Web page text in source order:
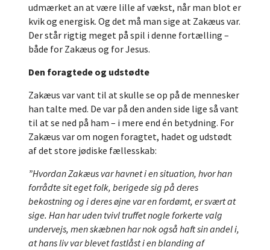
udmærket an at være lille af vækst, når man blot er
kvik og energisk. Og det må man sige at Zakæus var.
Der står rigtig meget på spil i denne fortælling –
både for Zakæus og for Jesus.
Den foragtede og udstødte
Zakæus var vant til at skulle se op på de mennesker
han talte med. De var på den anden side lige så vant
til at se ned på ham – i mere end én betydning. For
Zakæus var om nogen foragtet, hadet og udstødt
af det store jødiske fællesskab:
”Hvordan Zakæus var havnet i en situation, hvor han
forrådte sit eget folk, berigede sig på deres
bekostning og i deres øjne var en fordømt, er svært at
sige. Han har uden tvivl truffet nogle forkerte valg
undervejs, men skæbnen har nok også haft sin andel i,
at hans liv var blevet fastlåst i en blanding af